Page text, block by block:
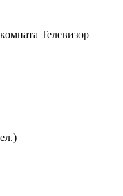
Телевизор